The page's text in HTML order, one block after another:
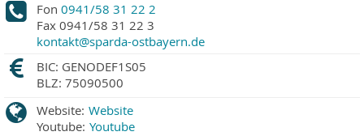
Fon 0941/58 31 22 2
Fax 0941/58 31 22 3
kontakt@sparda-ostbayern.de
BIC: GENODEF1S05
BLZ: 75090500
Website: Website
Youtube: Youtube